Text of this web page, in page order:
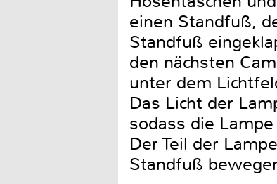
einen Standfuß,
Standfuß
den nächsten
unter dem
Das Licht der
sodass die
Der Teil der
Standfuß